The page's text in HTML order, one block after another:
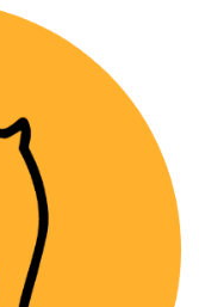
sobre
hasta Los